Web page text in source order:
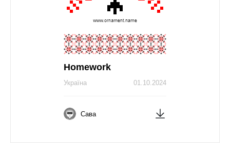
Homework
01.10.2024
Україна
Сава